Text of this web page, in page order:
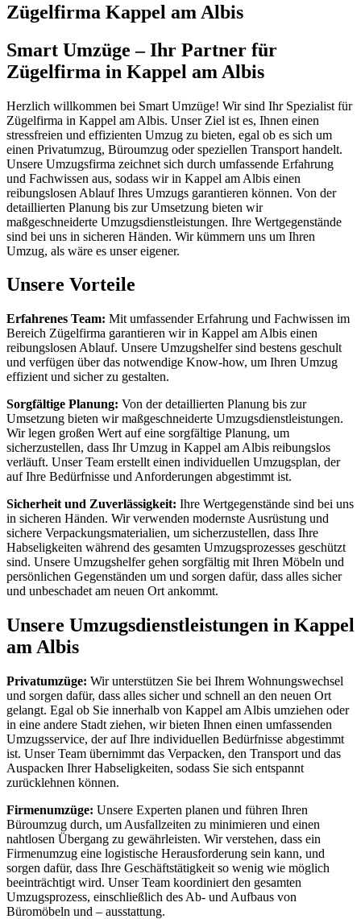
Zügelfirma Kappel am Albis
Smart Umzüge – Ihr Partner für
Zügelfirma in Kappel am Albis
Herzlich willkommen bei Smart Umzüge! Wir sind Ihr Spezialist für
Zügelfirma in Kappel am Albis. Unser Ziel ist es, Ihnen einen
stressfreien und effizienten Umzug zu bieten, egal ob es sich um
einen Privatumzug, Büroumzug oder speziellen Transport handelt.
Unsere Umzugsfirma zeichnet sich durch umfassende Erfahrung
und Fachwissen aus, sodass wir in Kappel am Albis einen
reibungslosen Ablauf Ihres Umzugs garantieren können. Von der
detaillierten Planung bis zur Umsetzung bieten wir
maßgeschneiderte Umzugsdienstleistungen. Ihre Wertgegenstände
sind bei uns in sicheren Händen. Wir kümmern uns um Ihren
Umzug, als wäre es unser eigener.
Unsere Vorteile
Erfahrenes Team: Mit umfassender Erfahrung und Fachwissen im
Bereich Zügelfirma garantieren wir in Kappel am Albis einen
reibungslosen Ablauf. Unsere Umzugshelfer sind bestens geschult
und verfügen über das notwendige Know-how, um Ihren Umzug
effizient und sicher zu gestalten.
Sorgfältige Planung: Von der detaillierten Planung bis zur
Umsetzung bieten wir maßgeschneiderte Umzugsdienstleistungen.
Wir legen großen Wert auf eine sorgfältige Planung, um
sicherzustellen, dass Ihr Umzug in Kappel am Albis reibungslos
verläuft. Unser Team erstellt einen individuellen Umzugsplan, der
auf Ihre Bedürfnisse und Anforderungen abgestimmt ist.
Sicherheit und Zuverlässigkeit: Ihre Wertgegenstände sind bei uns
in sicheren Händen. Wir verwenden modernste Ausrüstung und
sichere Verpackungsmaterialien, um sicherzustellen, dass Ihre
Habseligkeiten während des gesamten Umzugsprozesses geschützt
sind. Unsere Umzugshelfer gehen sorgfältig mit Ihren Möbeln und
persönlichen Gegenständen um und sorgen dafür, dass alles sicher
und unbeschadet am neuen Ort ankommt.
Unsere Umzugsdienstleistungen in Kappel
am Albis
Privatumzüge: Wir unterstützen Sie bei Ihrem Wohnungswechsel
und sorgen dafür, dass alles sicher und schnell an den neuen Ort
gelangt. Egal ob Sie innerhalb von Kappel am Albis umziehen oder
in eine andere Stadt ziehen, wir bieten Ihnen einen umfassenden
Umzugsservice, der auf Ihre individuellen Bedürfnisse abgestimmt
ist. Unser Team übernimmt das Verpacken, den Transport und das
Auspacken Ihrer Habseligkeiten, sodass Sie sich entspannt
zurücklehnen können.
Firmenumzüge: Unsere Experten planen und führen Ihren
Büroumzug durch, um Ausfallzeiten zu minimieren und einen
nahtlosen Übergang zu gewährleisten. Wir verstehen, dass ein
Firmenumzug eine logistische Herausforderung sein kann, und
sorgen dafür, dass Ihre Geschäftstätigkeit so wenig wie möglich
beeinträchtigt wird. Unser Team koordiniert den gesamten
Umzugsprozess, einschließlich des Ab- und Aufbaus von
Büromöbeln und – ausstattung.